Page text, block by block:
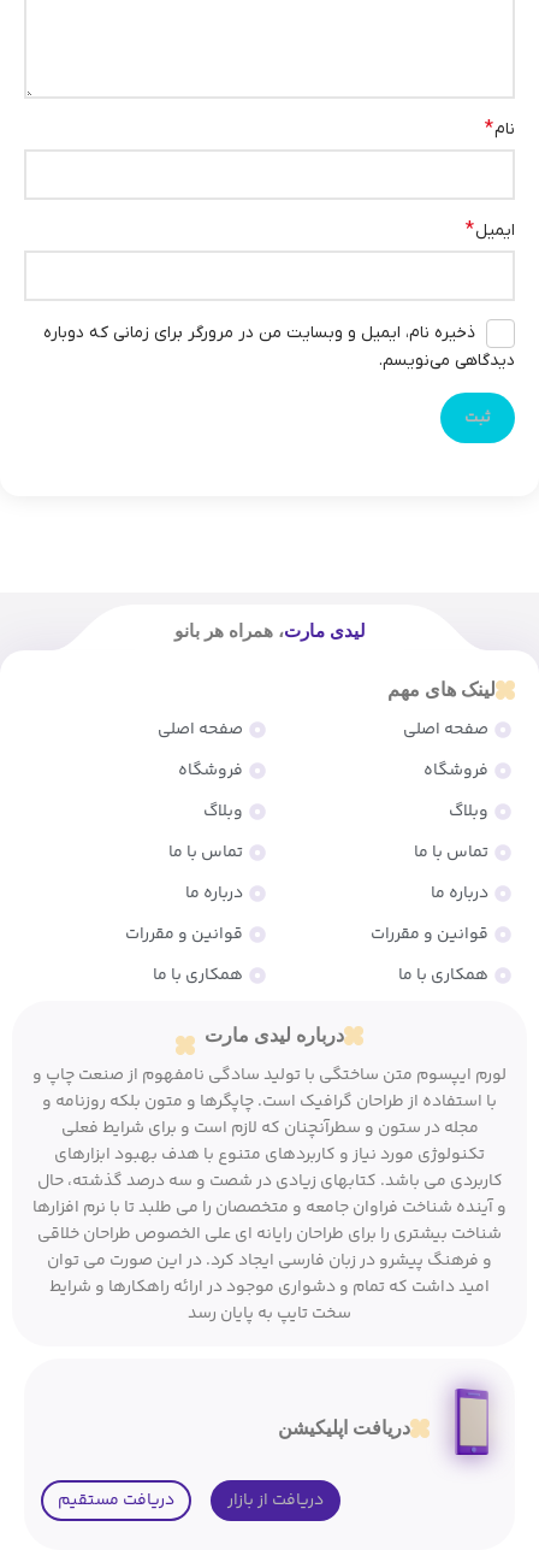
نام*
ایمیل*
ذخیره نام، ایمیل و وبسایت من در مرورگر برای زمانی که دوباره
دیدگاهی می‌نویسم.
لیدی مارت، همراه هر بانو
لینک های مهم
صفحه اصلی
فروشگاه
وبلاگ
تماس با ما
درباره ما
قوانین و مقررات
همکاری با ما
صفحه اصلی
فروشگاه
وبلاگ
تماس با ما
درباره ما
قوانین و مقررات
همکاری با ما
درباره لیدی مارت
لورم ایپسوم متن ساختگی با تولید سادگی نامفهوم از صنعت چاپ و
با استفاده از طراحان گرافیک است. چاپگرها و متون بلکه روزنامه و
مجله در ستون و سطرآنچنان که لازم است و برای شرایط فعلی
تکنولوژی مورد نیاز و کاربردهای متنوع با هدف بهبود ابزارهای
کاربردی می باشد. کتابهای زیادی در شصت و سه درصد گذشته، حال
و آینده شناخت فراوان جامعه و متخصصان را می طلبد تا با نرم افزارها
شناخت بیشتری را برای طراحان رایانه ای علی الخصوص طراحان خلاقی
و فرهنگ پیشرو در زبان فارسی ایجاد کرد. در این صورت می توان
امید داشت که تمام و دشواری موجود در ارائه راهکارها و شرایط
سخت تایپ به پایان رسد
دریافت اپلیکیشن
دریافت از بازار دریافت مستقیم